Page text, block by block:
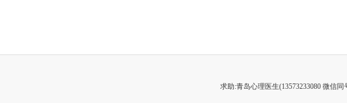
求助:青岛心理医生(13573233080 微信同